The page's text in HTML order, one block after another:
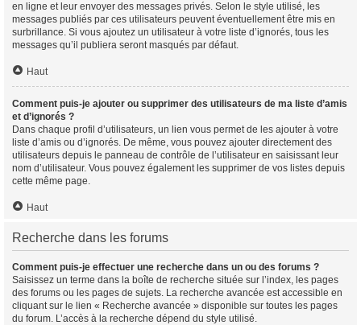
en ligne et leur envoyer des messages privés. Selon le style utilisé, les
messages publiés par ces utilisateurs peuvent éventuellement être mis en
surbrillance. Si vous ajoutez un utilisateur à votre liste d’ignorés, tous les
messages qu’il publiera seront masqués par défaut.
Haut
Comment puis-je ajouter ou supprimer des utilisateurs de ma liste d’amis
et d’ignorés ?
Dans chaque profil d’utilisateurs, un lien vous permet de les ajouter à votre
liste d’amis ou d’ignorés. De même, vous pouvez ajouter directement des
utilisateurs depuis le panneau de contrôle de l’utilisateur en saisissant leur
nom d’utilisateur. Vous pouvez également les supprimer de vos listes depuis
cette même page.
Haut
Recherche dans les forums
Comment puis-je effectuer une recherche dans un ou des forums ?
Saisissez un terme dans la boîte de recherche située sur l’index, les pages
des forums ou les pages de sujets. La recherche avancée est accessible en
cliquant sur le lien « Recherche avancée » disponible sur toutes les pages
du forum. L’accès à la recherche dépend du style utilisé.